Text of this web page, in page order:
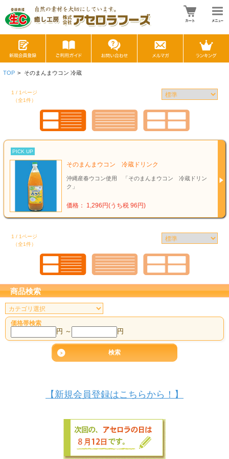
TOP > そのまんまウコン 冷蔵
1 / 1ページ
（全1件）
PICK UP
そのまんまウコン 冷蔵ドリンク
沖縄産春ウコン使用 「そのまんまウコン 冷蔵ドリン
ク」
価格： 1,296円(うち税 96円)
1 / 1ページ
（全1件）
商品検索
価格帯検索
円 ～ 円
【新規会員登録はこちらから！】